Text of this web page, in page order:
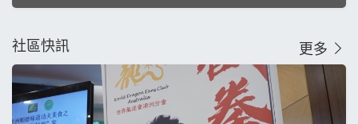
社區快訊 更多